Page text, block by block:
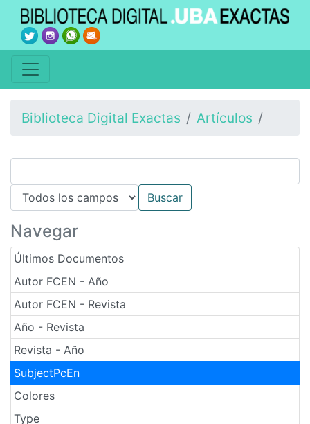
Biblioteca Digital Exactas Artículos
Navegar
Últimos Documentos
Autor FCEN - Año
Autor FCEN - Revista
Año - Revista
Revista - Año
SubjectPcEn
Colores
Type